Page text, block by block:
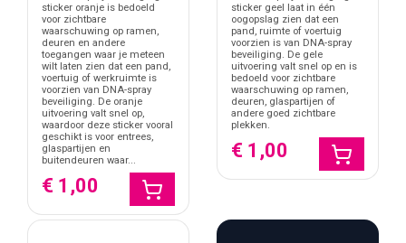
mistbeveiliging. Elke sticker communiceert een concreet type
beveiliging, wat zorgt voor een gerichte boodschap zonder
interpretatieverschil.
Welke soorten bedrijfs beveiligingsstickers zijn er?
Binnen deze categorie vallen meerdere typen
beveiligingsmeldingen. Veel voorkomende varianten zijn:
Alarm en 24-uurs beveiliging stickers
Camerabewaking en observatie waarschuwingen
Toegangsbeperkingen zoals leeftijd of controle
Specifieke systemen zoals mistbeveiliging of DNA-
sticker oranje is bedoeld
voor zichtbare
waarschuwing op ramen,
deuren en andere
toegangen waar je meteen
wilt laten zien dat een pand,
voertuig of werkruimte is
voorzien van DNA-spray
beveiliging. De oranje
uitvoering valt snel op,
waardoor deze sticker vooral
geschikt is voor entrees,
glaspartijen en
buitendeuren waar...
€ 1,00
sticker geel laat in één
oogopslag zien dat een
pand, ruimte of voertuig
voorzien is van DNA-spray
beveiliging. De gele
uitvoering valt snel op en is
bedoeld voor zichtbare
waarschuwing op ramen,
deuren, glaspartijen of
andere goed zichtbare
plekken.
€ 1,00